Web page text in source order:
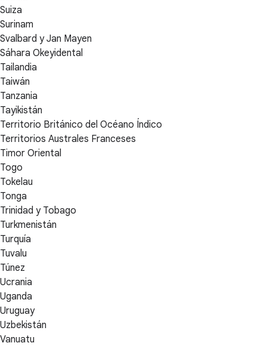
Suiza
Surinam
Svalbard y Jan Mayen
Sáhara Okeyidental
Tailandia
Taiwán
Tanzania
Tayikistán
Territorio Británico del Océano Índico
Territorios Australes Franceses
Timor Oriental
Togo
Tokelau
Tonga
Trinidad y Tobago
Turkmenistán
Turquía
Tuvalu
Túnez
Ucrania
Uganda
Uruguay
Uzbekistán
Vanuatu